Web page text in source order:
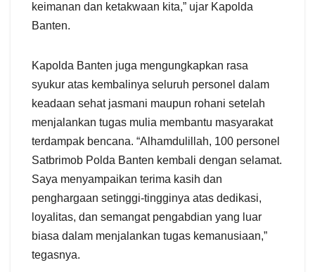
keimanan dan ketakwaan kita,” ujar Kapolda
Banten.
Kapolda Banten juga mengungkapkan rasa
syukur atas kembalinya seluruh personel dalam
keadaan sehat jasmani maupun rohani setelah
menjalankan tugas mulia membantu masyarakat
terdampak bencana. “Alhamdulillah, 100 personel
Satbrimob Polda Banten kembali dengan selamat.
Saya menyampaikan terima kasih dan
penghargaan setinggi-tingginya atas dedikasi,
loyalitas, dan semangat pengabdian yang luar
biasa dalam menjalankan tugas kemanusiaan,”
tegasnya.